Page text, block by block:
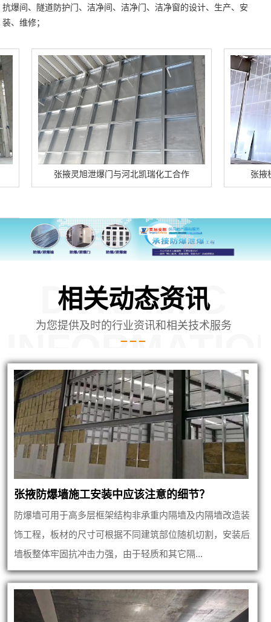
抗爆间、隧道防护门、洁净间、洁净门、洁净窗的设计、生产、安
装、维修；
张掖灵旭泄爆门与河北凯瑞化工合作 张掖杭州酒
相关动态资讯
DYNAMIC
为您提供及时的行业资讯和相关技术服务
张掖防爆墙施工安装中应该注意的细节？
防爆墙可用于高多层框架结构非承重内隔墙及内隔墙改造装
饰工程，板材的尺寸可根据不同建筑部位随机切割，安装后
墙板整体牢固抗冲击力强，由于轻质和其它隔...